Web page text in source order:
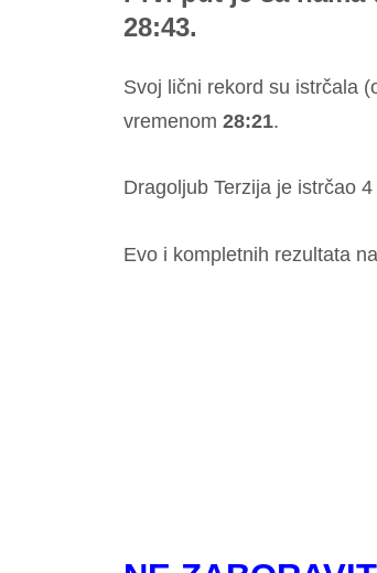
28:43.
Svoj lični rekord su istrčala
vremenom 28:21.
Dragoljub Terzija je istrčao
Evo i kompletnih rezultata